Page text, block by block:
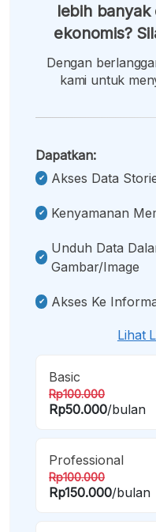
lebih
ekonomis?
Dengan
kami untuk
Dapatkan:
Akses Data
Kenyamanan
Unduh Data
Gambar/image
Akses Ke
Lihat
Basic
Rp100.000
Rp50.000/bulan
Professional
Rp100.000
Rp150.000/bulan